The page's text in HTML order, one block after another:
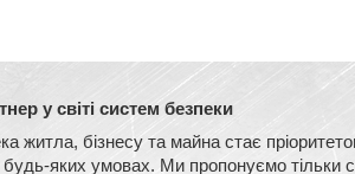
у світі систем безпеки
бізнесу та майна стає
яких умовах. Ми пропонуємо тільки